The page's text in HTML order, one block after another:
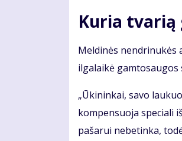
Kuria tvarią
Meldinės nendrinukės
ilgalaikė
„Ūkininkai, savo
kompensuoja speciali
pašarui nebetinka,